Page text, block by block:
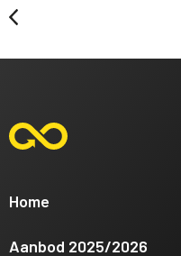
Home
Aanbod 2025/2026